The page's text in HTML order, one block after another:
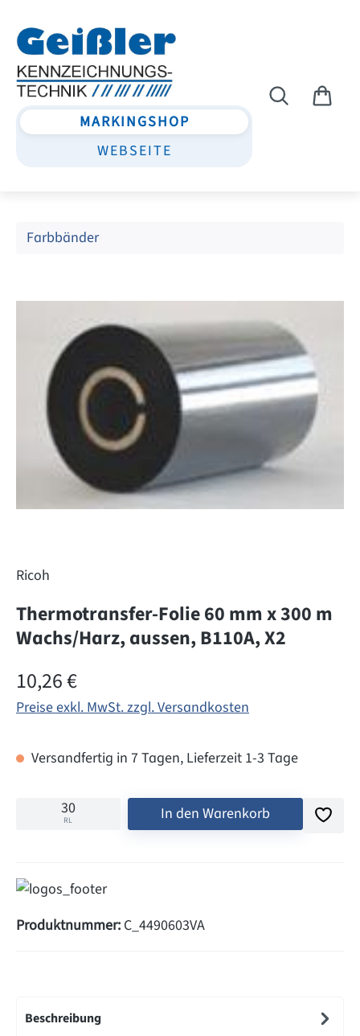
MARKINGSHOP
WEBSEITE
Farbbänder
Ricoh
Thermotransfer-Folie 60 mm x 300 m
Wachs/Harz, aussen, B110A, X2
Regulärer Preis:
10,26 €
Preise exkl. MwSt. zzgl. Versandkosten
Versandfertig in 7 Tagen, Lieferzeit 1-3 Tage
RL In den Warenkorb
Produktnummer: C_4490603VA
Beschreibung